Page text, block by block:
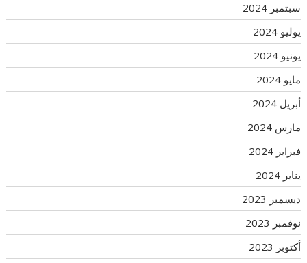
سبتمبر 2024
يوليو 2024
يونيو 2024
مايو 2024
أبريل 2024
مارس 2024
فبراير 2024
يناير 2024
ديسمبر 2023
نوفمبر 2023
أكتوبر 2023